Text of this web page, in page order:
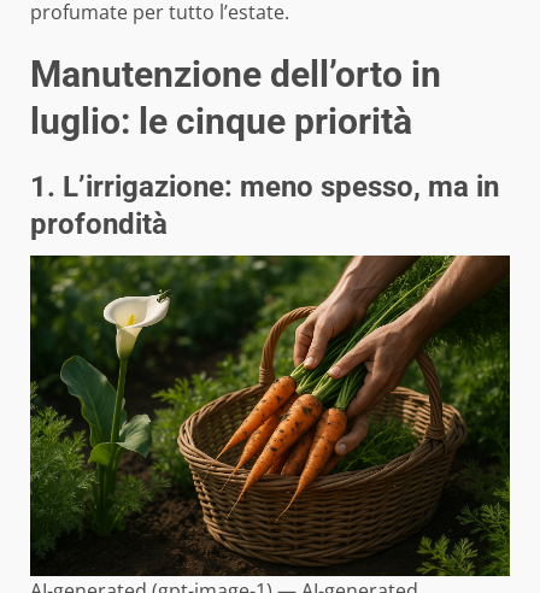
profumate per tutto l’estate.
Manutenzione dell’orto in
luglio: le cinque priorità
1. L’irrigazione: meno spesso, ma in
profondità